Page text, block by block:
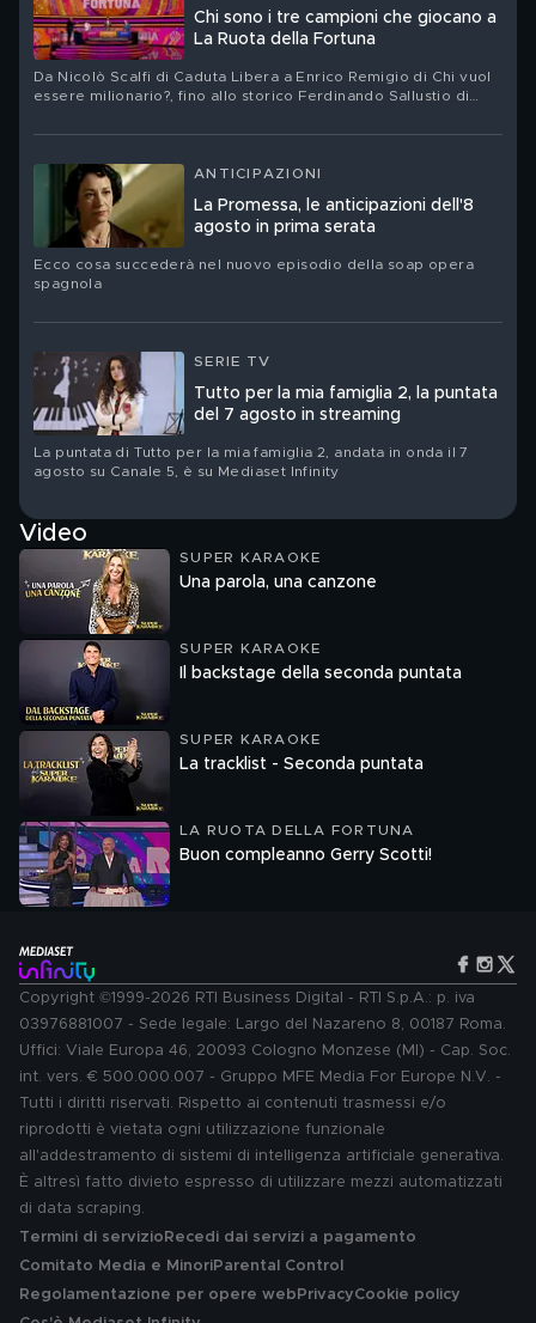
Chi sono i tre campioni che giocano a
La Ruota della Fortuna
Da Nicolò Scalfi di Caduta Libera a Enrico Remigio di Chi vuol
essere milionario?, fino allo storico Ferdinando Sallustio di
ANTICIPAZIONI
La Promessa, le anticipazioni dell'8
agosto in prima serata
Ecco cosa succederà nel nuovo episodio della soap opera
spagnola
SERIE TV
Tutto per la mia famiglia 2, la puntata
del 7 agosto in streaming
La puntata di Tutto per la mia famiglia 2, andata in onda il 7
agosto su Canale 5, è su Mediaset Infinity
Video
SUPER KARAOKE
Una parola, una canzone
SUPER KARAOKE
Il backstage della seconda puntata
SUPER KARAOKE
La tracklist - Seconda puntata
LA RUOTA DELLA FORTUNA
Buon compleanno Gerry Scotti!
Copyright ©1999-2026 RTI Business Digital - RTI S.p.A.: p. iva
03976881007 - Sede legale: Largo del Nazareno 8, 00187 Roma.
Uffici: Viale Europa 46, 20093 Cologno Monzese (MI) - Cap. Soc.
int. vers. € 500.000.007 - Gruppo MFE Media For Europe N.V. -
Tutti i diritti riservati. Rispetto ai contenuti trasmessi e/o
riprodotti è vietata ogni utilizzazione funzionale
all'addestramento di sistemi di intelligenza artificiale generativa.
È altresì fatto divieto espresso di utilizzare mezzi automatizzati
di data scraping.
Termini di servizio Recedi dai servizi a pagamento
Comitato Media e MinoriParental Control
Regolamentazione per opere web PrivacyCookie policy